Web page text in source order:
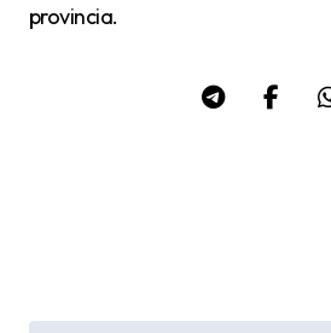
provincia.